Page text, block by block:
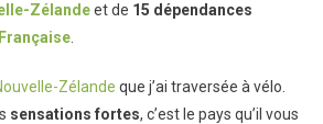
Zélandeet de 15 dépendances
.
Zélande que j’ai traversée à vélo.
sensations fortes, c’est le pays qu’il vous